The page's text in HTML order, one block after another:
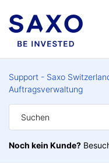
Support - Saxo
Auftragsverwaltung
Noch kein Kunde?